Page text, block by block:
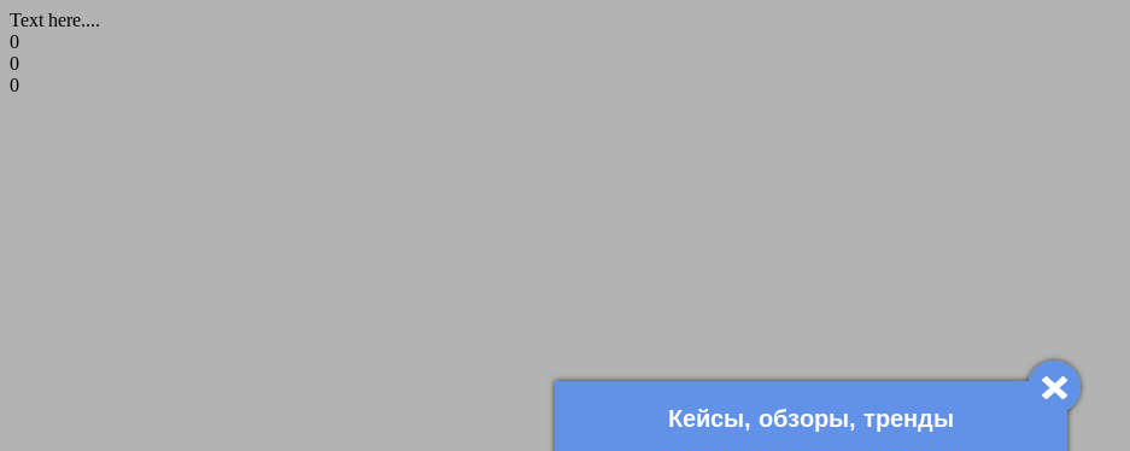
Кейсы, обзоры, тренды
Text here....
0
0
0